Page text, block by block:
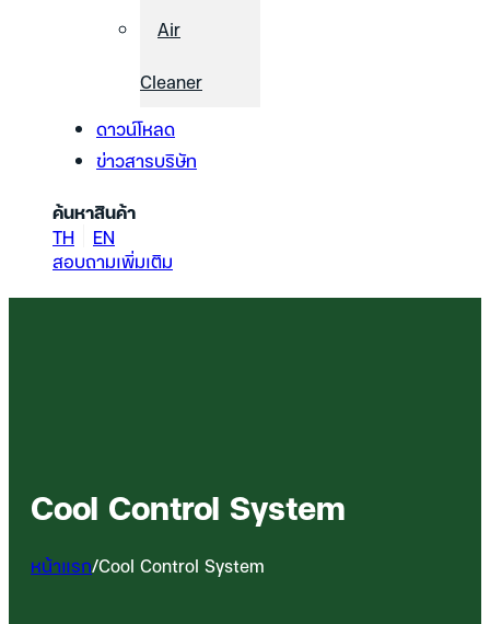
Air
Cleaner
ดาวน์โหลด
ข่าวสารบริษัท
ค้นหาสินค้า
TH
EN
สอบถามเพิ่มเติม
Cool Control System
หน้าแรก/Cool Control System